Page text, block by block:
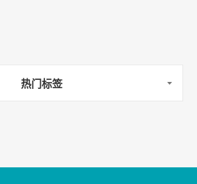
热门标签